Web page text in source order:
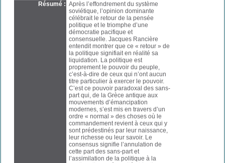
Résumé : Après l’effondrement du système
soviétique, l’opinion dominante
célébrait le retour de la pensée
politique et le triomphe d’une
démocratie pacifique et
consensuelle. Jacques Rancière
entendit montrer que ce « retour » de
la politique signifiait en réalité sa
liquidation. La politique est
proprement le pouvoir du peuple,
c’est-à-dire de ceux qui n’ont aucun
titre particulier à exercer le pouvoir.
C’est ce pouvoir paradoxal des sans-
part qui, de la Grèce antique aux
mouvements d’émancipation
modernes, s’est mis en travers d’un
ordre « normal » des choses où le
commandement revient à ceux qui y
sont prédestinés par leur naissance,
leur richesse ou leur savoir. Le
consensus signifie l’annulation de
cette part des sans-part et
l’assimilation de la politique à la